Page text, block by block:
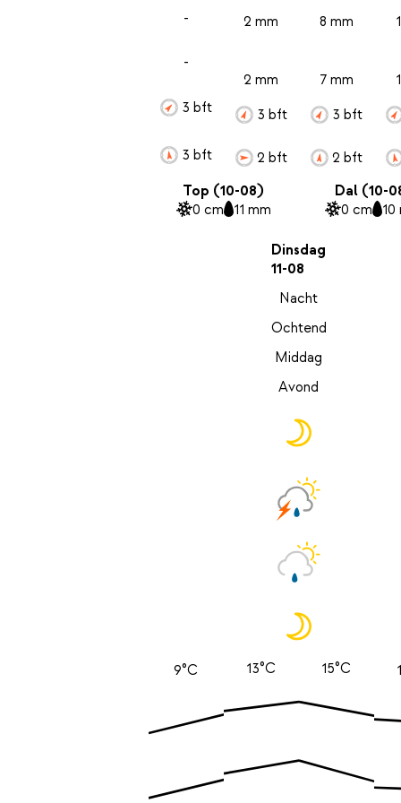
-
-
3 bft
3 bft
2 mm
2 mm
3 bft
2 bft
8 mm
7 mm
3 bft
2 bft
Top (10-08)
0 cm 11 mm
Dal (10-
0 cm 10
Dinsdag
11-08
Nacht
Ochtend
Middag
Avond
9°C 13°C 15°C